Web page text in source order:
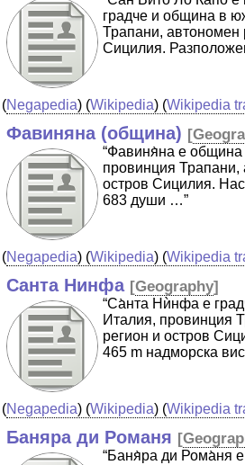
градче и община в
Трапани, автономен
Сицилия.
(Negapedia) (Wikipedia) (Wikipedia
Фавиняна (община) [
“Фавиня̀на е
провинция Трапани,
остров Сицилия.
683 души …”
(Negapedia) (Wikipedia) (Wikipedia
Санта Нинфа [Geography]
“Са̀нта Нѝнфа е
Италия, провинция
регион и остров
465 m надморска
(Negapedia) (Wikipedia) (Wikipedia
Баняра ди Романя [
“Баня̀ра ди Рома̀ня